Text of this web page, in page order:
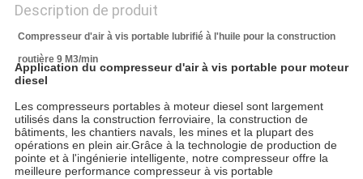
Description de produit
Compresseur d'air à vis portable lubrifié à l'huile pour la construction
routière 9 M3/min
Application du compresseur d'air à vis portable pour moteur
diesel
Les compresseurs portables à moteur diesel sont largement
utilisés dans la construction ferroviaire, la construction de
bâtiments, les chantiers navals, les mines et la plupart des
opérations en plein air.Grâce à la technologie de production de
pointe et à l'ingénierie intelligente, notre compresseur offre la
meilleure performance compresseur à vis portable